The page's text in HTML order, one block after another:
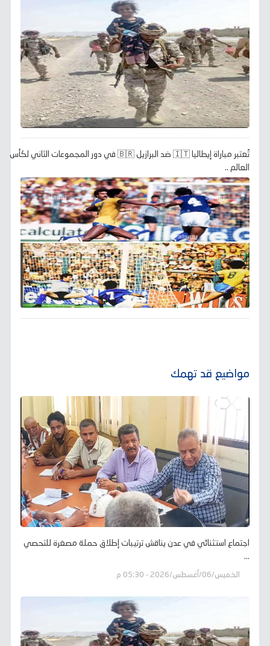
تُعتبر مباراة إيطاليا 🇮🇹 ضد البرازيل 🇧🇷 في دور المجموعات الثاني لكأس
العالم ..
مواضيع قد تهمك
اجتماع استثنائي في عدن يناقش ترتيبات إطلاق حملة مصغرة للتحصي
...
الخميس/06/أغسطس/2026 - 05:30 م